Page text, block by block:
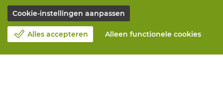
Cookie-instellingen aanpassen
Alles accepteren Alleen functionele cookies